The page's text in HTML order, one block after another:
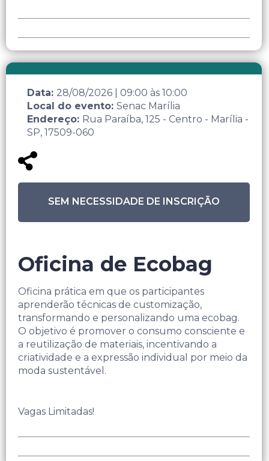
Data: 28/08/2026 09:00 às 10:00
Local do evento: Senac Marília
Endereço: Rua Paraíba, 125 - Centro - Marília -
SP, 17509-060
SEM NECESSIDADE DE INSCRIÇÃO
Oficina de Ecobag
Oficina prática em que os participantes
aprenderão técnicas de customização,
transformando e personalizando uma ecobag.
O objetivo é promover o consumo consciente e
a reutilização de materiais, incentivando a
criatividade e a expressão individual por meio da
moda sustentável.
Vagas Limitadas!